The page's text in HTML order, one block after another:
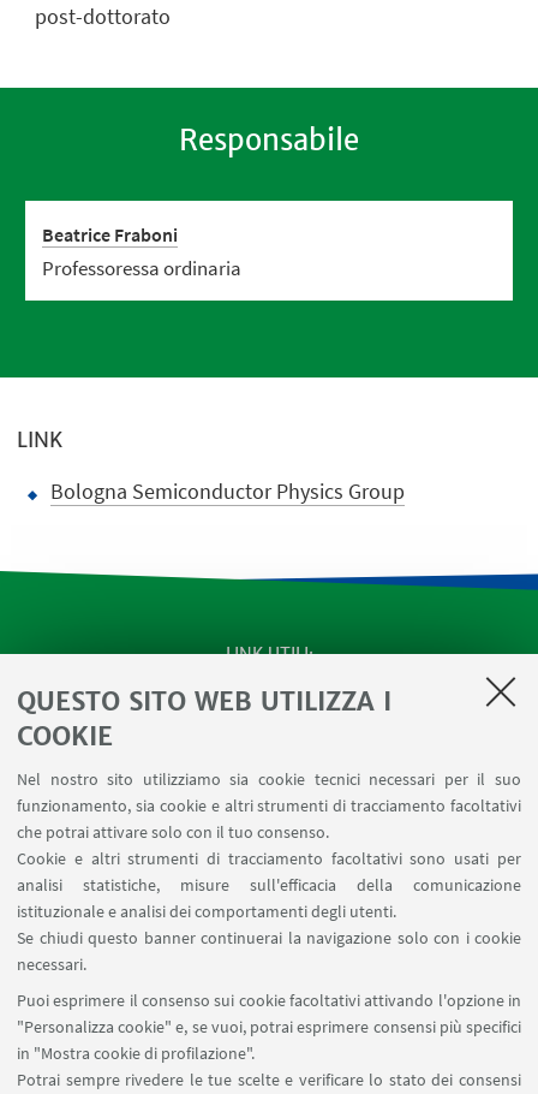
QUESTO SITO WEB UTILIZZA I
COOKIE
Nel nostro sito utilizziamo sia cookie tecnici necessari per il suo
funzionamento, sia cookie e altri strumenti di tracciamento facoltativi
che potrai attivare solo con il tuo consenso.
Cookie e altri strumenti di tracciamento facoltativi sono usati per
analisi statistiche, misure sull'efficacia della comunicazione
istituzionale e analisi dei comportamenti degli utenti.
Se chiudi questo banner continuerai la navigazione solo con i cookie
necessari.
Puoi esprimere il consenso sui cookie facoltativi attivando l'opzione in
"Personalizza cookie" e, se vuoi, potrai esprimere consensi più specifici
in "Mostra cookie di profilazione".
Potrai sempre rivedere le tue scelte e verificare lo stato dei consensi
post-dottorato
Responsabile
Beatrice Fraboni
Professoressa ordinaria
LINK
Bologna Semiconductor Physics Group
LINK UTILI
Apps
Prenotazione Sale
Carta dei Servizi
SEGUI IL DIPARTIMENTO SU:
SEGUI UNIBO SU: